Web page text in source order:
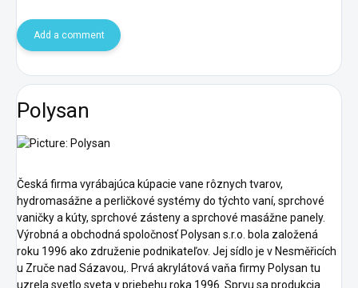
Add a comment
Polysan
Česká firma vyrábajúca kúpacie vane rôznych tvarov,
hydromasážne a perličkové systémy do týchto vaní, sprchové
vaničky a kúty, sprchové zásteny a sprchové masážne panely.
Výrobná a obchodná spoločnosť Polysan s.r.o. bola založená
roku 1996 ako združenie podnikateľov. Jej sídlo je v Nesměřicích
u Zruče nad Sázavou,. Prvá akrylátová vaňa firmy Polysan tu
uzrela svetlo sveta v priebehu roka 1996. Sprvu sa produkcia